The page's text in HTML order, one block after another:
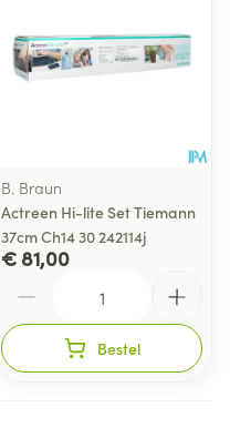
B. Braun
Actreen Hi-lite Set Tiemann
37cm Ch14 30 242114j
€ 81,00
Bestel